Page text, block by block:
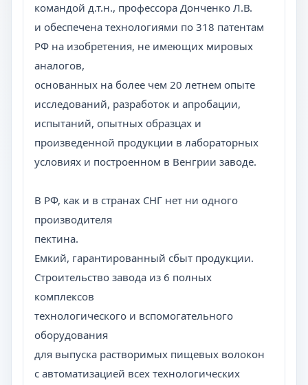
командой д.т.н., профессора Донченко Л.В.
и обеспечена технологиями по 318 патентам
РФ на изобретения, не имеющих мировых
аналогов,
основанных на более чем 20 летнем опыте
исследований, разработок и апробации,
испытаний, опытных образцах и
произведенной продукции в лабораторных
условиях и построенном в Венгрии заводе.
В РФ, как и в странах СНГ нет ни одного
производителя
пектина.
Емкий, гарантированный сбыт продукции.
Строительство завода из 6 полных
комплексов
технологического и вспомогательного
оборудования
для выпуска растворимых пищевых волокон
с автоматизацией всех технологических